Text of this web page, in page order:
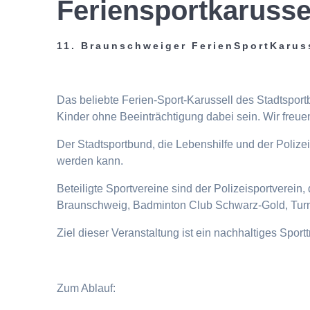
11. Braunschweiger
Das beliebte Ferien-Sport-Karussell des
Kinder ohne Beeinträchtigung dabei sein. Wir
Der Stadtsportbund, die Lebenshilfe und der
werden kann.
Beteiligte Sportvereine sind der
Braunschweig, Badminton Club Schwarz-Gold,
Ziel dieser Veranstaltung ist ein nachhaltiges
Zum Ablauf: